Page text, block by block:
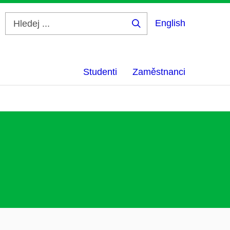
English
Studenti Zaměstnanci